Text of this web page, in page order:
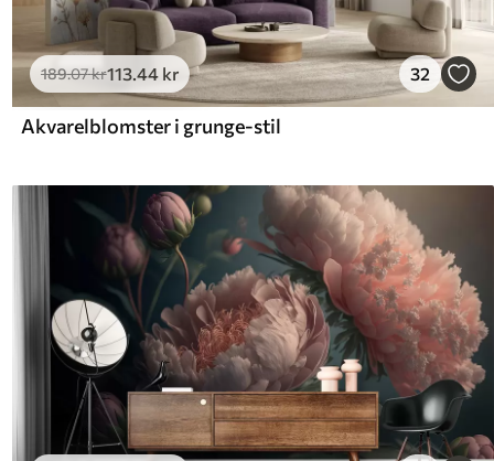
189.07kr113.44 kr 32
Akvarelblomster i grunge-stil